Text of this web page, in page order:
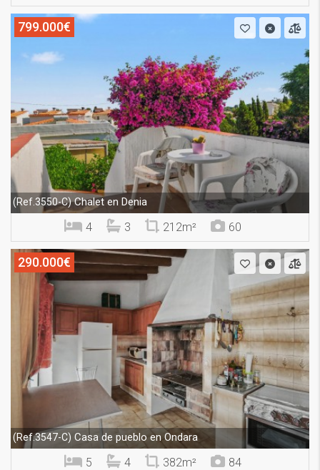
799.000€
(Ref.3550-C)Chalet en Denia
4 3 212m² 60
290.000€
(Ref.3547-C) Casa de pueblo en Ondara
5 4 382m² 84